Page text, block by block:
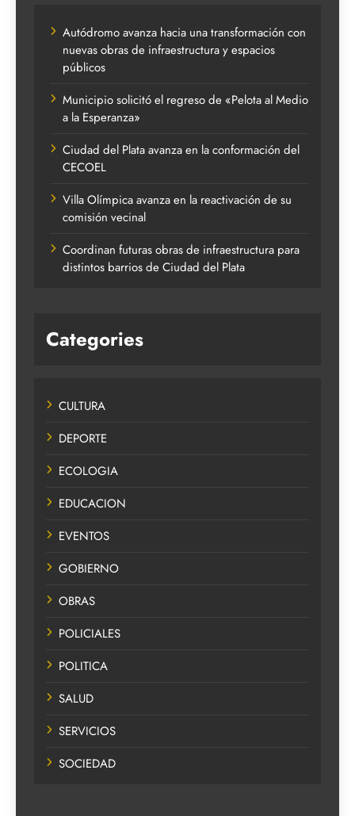
Autódromo avanza hacia una transformación con
nuevas obras de infraestructura y espacios
públicos
Municipio solicitó el regreso de «Pelota al Medio
a la Esperanza»
Ciudad del Plata avanza en la conformación del
CECOEL
Villa Olímpica avanza en la reactivación de su
comisión vecinal
Coordinan futuras obras de infraestructura para
distintos barrios de Ciudad del Plata
Categories
CULTURA
DEPORTE
ECOLOGIA
EDUCACION
EVENTOS
GOBIERNO
OBRAS
POLICIALES
POLITICA
SALUD
SERVICIOS
SOCIEDAD